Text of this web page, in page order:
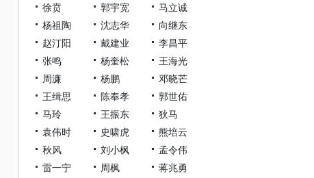
徐贲
郭宇宽
马立诚
杨祖陶
沈志华
向继东
赵汀阳
戴建业
李昌平
张鸣
杨奎松
王海光
周濂
杨鹏
邓晓芒
王缉思
陈奉孝
郭世佑
马玲
王振东
狄马
袁伟时
史啸虎
熊培云
秋风
刘小枫
孟令伟
雷一宁
周枫
蒋兆勇